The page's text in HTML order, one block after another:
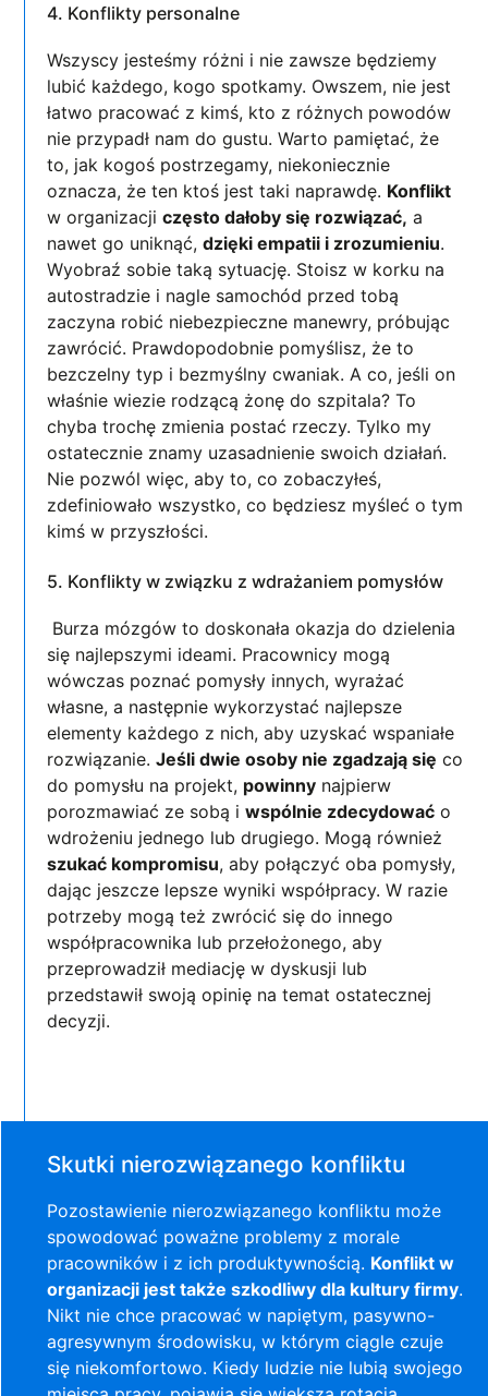
4. Konflikty personalne
Wszyscy jesteśmy różni i nie zawsze będziemy
lubić każdego, kogo spotkamy. Owszem, nie jest
łatwo pracować z kimś, kto z różnych powodów
nie przypadł nam do gustu. Warto pamiętać, że
to, jak kogoś postrzegamy, niekoniecznie
oznacza, że ten ktoś jest taki naprawdę. Konflikt
w organizacjiczęsto dałoby się rozwiązać, a
nawet go uniknąć,dzięki empatii i zrozumieniu.
Wyobraź sobie taką sytuację. Stoisz w korku na
autostradzie i nagle samochód przed tobą
zaczyna robić niebezpieczne manewry, próbując
zawrócić. Prawdopodobnie pomyślisz, że to
bezczelny typ i bezmyślny cwaniak. A co, jeśli on
właśnie wiezie rodzącą żonę do szpitala? To
chyba trochę zmienia postać rzeczy. Tylko my
ostatecznie znamy uzasadnienie swoich działań.
Nie pozwól więc, aby to, co zobaczyłeś,
zdefiniowało wszystko, co będziesz myśleć o tym
kimś w przyszłości.
5. Konflikty w związku z wdrażaniem pomysłów
Burza mózgów to doskonała okazja do dzielenia
się najlepszymi ideami. Pracownicy mogą
wówczas poznać pomysły innych, wyrażać
własne, a następnie wykorzystać najlepsze
elementy każdego z nich, aby uzyskać wspaniałe
rozwiązanie.Jeśli dwie osoby nie zgadzają się co
do pomysłu na projekt, powinny najpierw
porozmawiać ze sobą iwspólnie zdecydować o
wdrożeniu jednego lub drugiego. Mogą również
szukać kompromisu, aby połączyć oba pomysły,
dając jeszcze lepsze wyniki współpracy. W razie
potrzeby mogą też zwrócić się do innego
współpracownika lub przełożonego, aby
przeprowadził mediację w dyskusji lub
przedstawił swoją opinię na temat ostatecznej
decyzji.
Skutki nierozwiązanego konfliktu
Pozostawienie nierozwiązanego konfliktu może
spowodować poważne problemy z morale
pracowników i z ich produktywnością. Konflikt w
organizacji jest także szkodliwy dla kultury firmy.
Nikt nie chce pracować w napiętym, pasywno-
agresywnym środowisku, w którym ciągle czuje
się niekomfortowo. Kiedy ludzie nie lubią swojego